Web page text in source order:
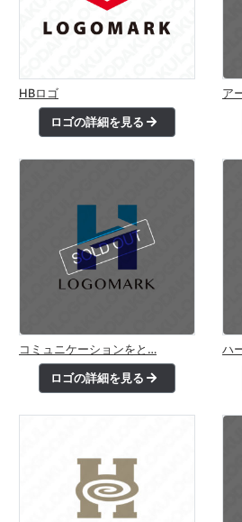
HBロゴ
ロゴの詳細を見る
ア
コミュニケーションをと…
ロゴの詳細を見る
ハ